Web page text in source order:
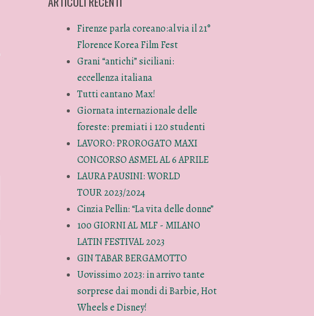
Firenze parla coreano:al via il 21°
Florence Korea Film Fest
Grani “antichi” siciliani:
eccellenza italiana
Tutti cantano Max!
Giornata internazionale delle
foreste: premiati i 120 studenti
LAVORO: PROROGATO MAXI
CONCORSO ASMEL AL 6 APRILE
LAURA PAUSINI: WORLD
TOUR 2023/2024
Cinzia Pellin: “La vita delle donne”
100 GIORNI AL MLF - MILANO
LATIN FESTIVAL 2023
GIN TABAR BERGAMOTTO
Uovissimo 2023: in arrivo tante
sorprese dai mondi di Barbie, Hot
Wheels e Disney!